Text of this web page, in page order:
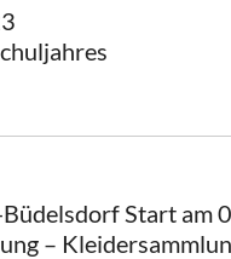
Start am
–